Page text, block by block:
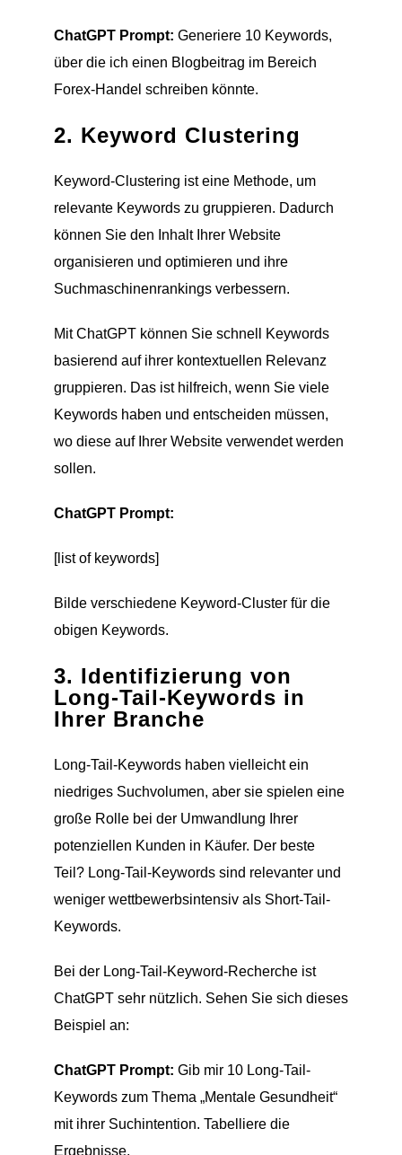
ChatGPT Prompt: Generiere 10 Keywords,
über die ich einen Blogbeitrag im Bereich
Forex-Handel schreiben könnte.
2. Keyword Clustering
Keyword-Clustering ist eine Methode, um
relevante Keywords zu gruppieren. Dadurch
können Sie den Inhalt Ihrer Website
organisieren und optimieren und ihre
Suchmaschinenrankings verbessern.
Mit ChatGPT können Sie schnell Keywords
basierend auf ihrer kontextuellen Relevanz
gruppieren. Das ist hilfreich, wenn Sie viele
Keywords haben und entscheiden müssen,
wo diese auf Ihrer Website verwendet werden
sollen.
ChatGPT Prompt:
[list of keywords]
Bilde verschiedene Keyword-Cluster für die
obigen Keywords.
3. Identifizierung von
Long-Tail-Keywords in
Ihrer Branche
Long-Tail-Keywords haben vielleicht ein
niedriges Suchvolumen, aber sie spielen eine
große Rolle bei der Umwandlung Ihrer
potenziellen Kunden in Käufer. Der beste
Teil? Long-Tail-Keywords sind relevanter und
weniger wettbewerbsintensiv als Short-Tail-
Keywords.
Bei der Long-Tail-Keyword-Recherche ist
ChatGPT sehr nützlich. Sehen Sie sich dieses
Beispiel an:
ChatGPT Prompt: Gib mir 10 Long-Tail-
Keywords zum Thema „Mentale Gesundheit“
mit ihrer Suchintention. Tabelliere die
Ergebnisse.